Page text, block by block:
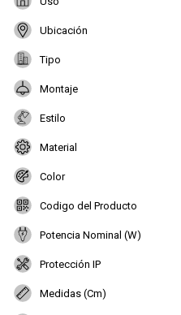
Ubicación
Tipo
Montaje
Estilo
Material
Color
Codigo del Producto
Potencia Nominal (W)
Protección IP
Medidas (Cm)